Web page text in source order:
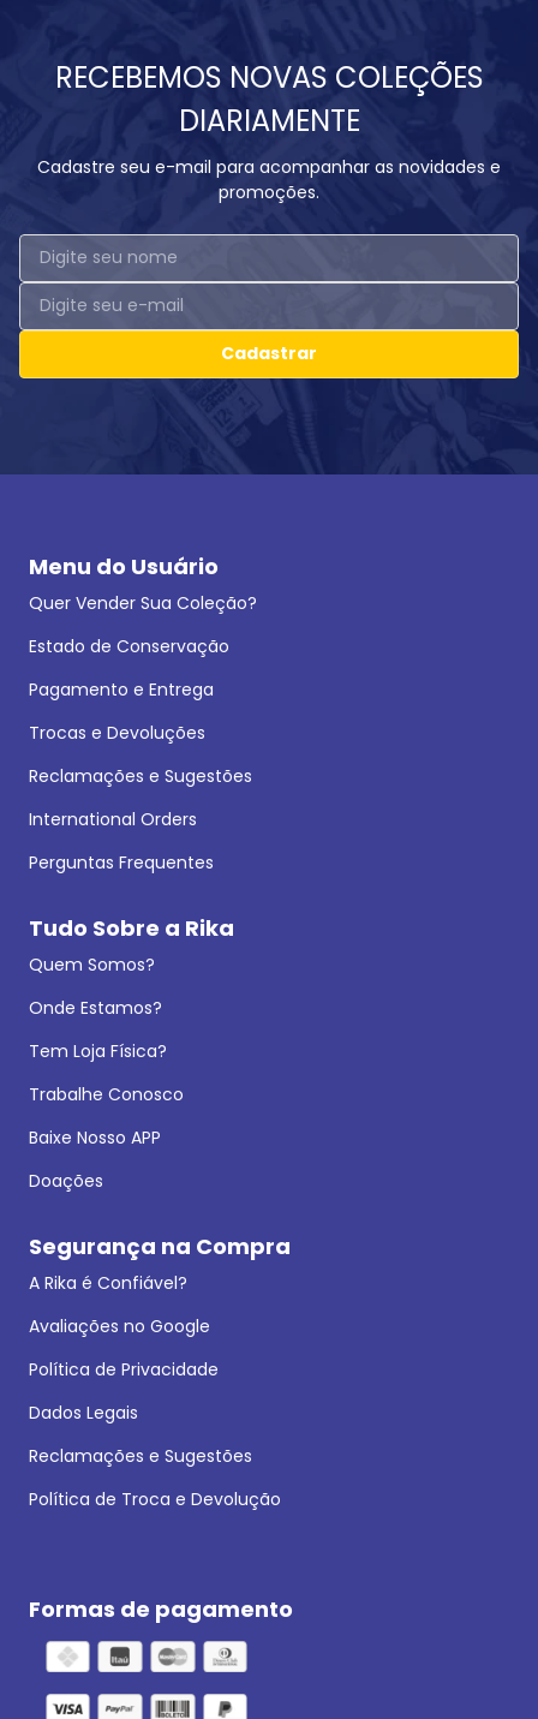
RECEBEMOS NOVAS COLEÇÕES
DIARIAMENTE
Cadastre seu e-mail para acompanhar as novidades e
promoções.
Cadastrar
Menu do Usuário
Quer Vender Sua Coleção?
Estado de Conservação
Pagamento e Entrega
Trocas e Devoluções
Reclamações e Sugestões
International Orders
Perguntas Frequentes
Tudo Sobre a Rika
Quem Somos?
Onde Estamos?
Tem Loja Física?
Trabalhe Conosco
Baixe Nosso APP
Doações
Segurança na Compra
A Rika é Confiável?
Avaliações no Google
Política de Privacidade
Dados Legais
Reclamações e Sugestões
Política de Troca e Devolução
Formas de pagamento